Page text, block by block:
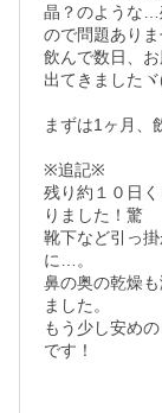
晶？のような…
ので問題ありま
飲んで数日、
出てきましたヾ
まずは1ヶ月
※追記※
残り約１０日
りました！驚
靴下など引っ
に…。
鼻の奥の乾燥
ました。
もう少し安め
です！